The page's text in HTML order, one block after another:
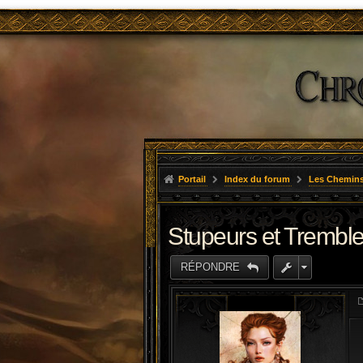
Portail Index du forum Les
Stupeurs et
RÉPONDRE